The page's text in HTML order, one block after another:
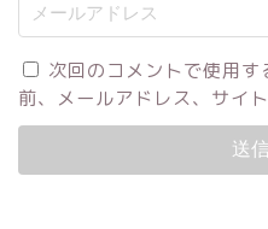
次回のコメントで使用
前、メールアドレス、サイト